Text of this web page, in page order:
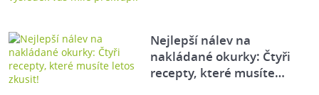
Nejlepší nálev na
nakládané okurky: Čtyři
recepty, které musíte…